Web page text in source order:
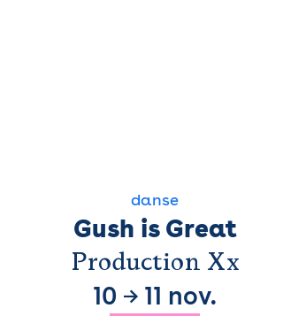
danse
Gush is Great
Production Xx
10 → 11 nov.